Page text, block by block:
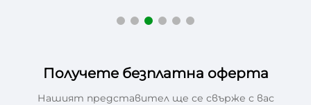
Получете безплатна оферта
Нашият представител ще се свърже с вас